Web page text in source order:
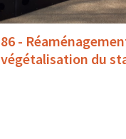
86 -
végétalisation du